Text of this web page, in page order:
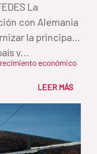
La
con Alemania
la principal
y...
económico
LEER MÁS